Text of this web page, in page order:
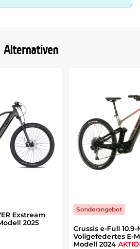
Alternativen
Exstream
2025
Crussis e-Full 10.9-
Vollgefedertes E-
Modell 2024
Sonderangebot